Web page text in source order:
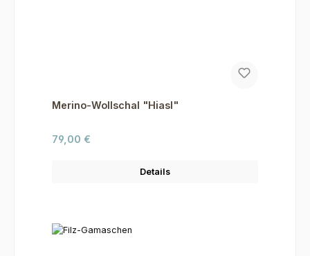
Merino-Wollschal "Hiasl"
Regulärer Preis:
79,00 €
Details